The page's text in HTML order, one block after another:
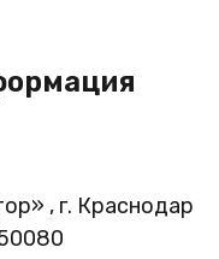
, г. Краснодар